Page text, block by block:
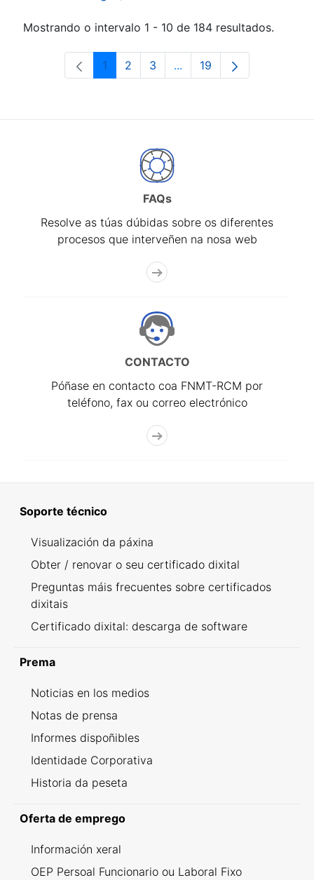
Mostrando o intervalo 1 - 10 de 184 resultados.
Páxina
1 Páxina
2 Páxina
3 ...Páxinas intermedias Use
Páxina
19
FAQs
Resolve as túas dúbidas sobre os diferentes
procesos que interveñen na nosa web
CONTACTO
Póñase en contacto coa FNMT-RCM por
teléfono, fax ou correo electrónico
Soporte técnico
Visualización da páxina
Obter / renovar o seu certificado dixital
Preguntas máis frecuentes sobre certificados
dixitais
Certificado dixital: descarga de software
Prema
Noticias en los medios
Notas de prensa
Informes dispoñibles
Identidade Corporativa
Historia da peseta
Oferta de emprego
Información xeral
OEP Persoal Funcionario ou Laboral Fixo